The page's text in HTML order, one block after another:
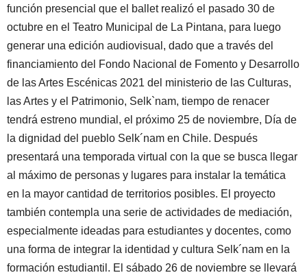
función presencial que el ballet realizó el pasado 30 de
octubre en el Teatro Municipal de La Pintana, para luego
generar una edición audiovisual, dado que a través del
financiamiento del Fondo Nacional de Fomento y Desarrollo
de las Artes Escénicas 2021 del ministerio de las Culturas,
las Artes y el Patrimonio, Selk`nam, tiempo de renacer
tendrá estreno mundial, el próximo 25 de noviembre, Día de
la dignidad del pueblo Selk´nam en Chile. Después
presentará una temporada virtual con la que se busca llegar
al máximo de personas y lugares para instalar la temática
en la mayor cantidad de territorios posibles. El proyecto
también contempla una serie de actividades de mediación,
especialmente ideadas para estudiantes y docentes, como
una forma de integrar la identidad y cultura Selk´nam en la
formación estudiantil. El sábado 26 de noviembre se llevará